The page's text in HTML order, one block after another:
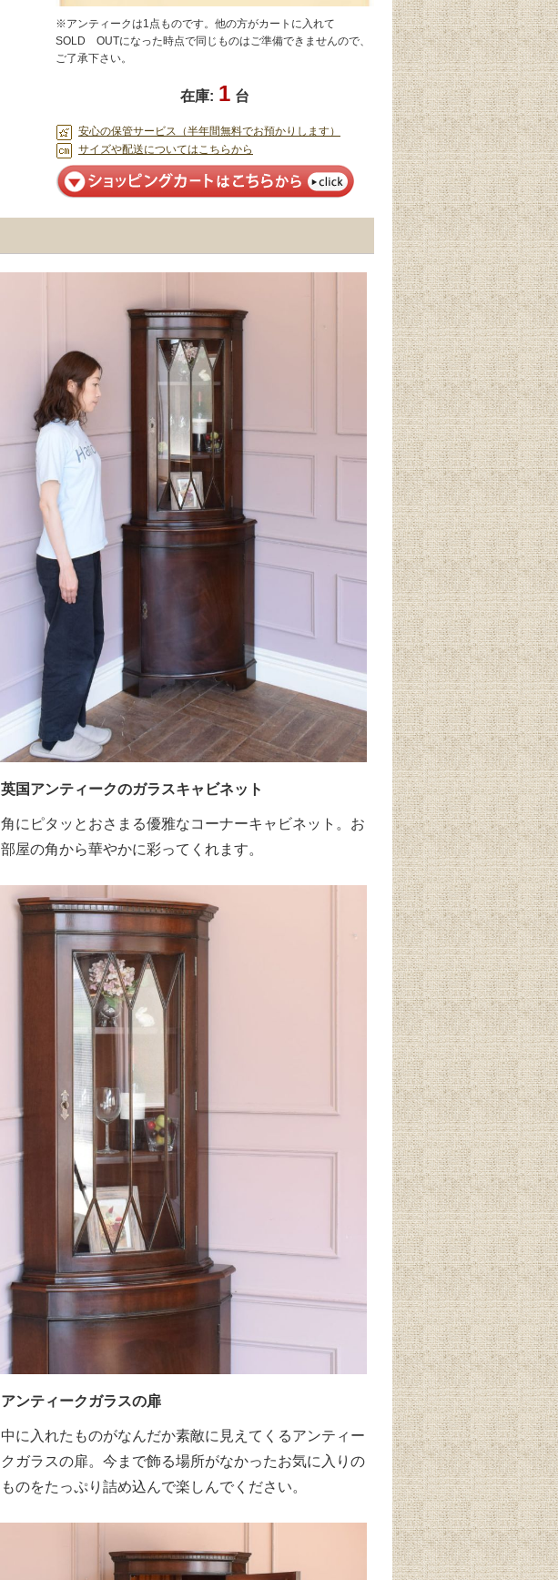
※アンティークは1点ものです。他の方がカートに入れて
SOLD OUTになった時点で同じものはご準備できませんので、
ご了承下さい。
在庫: 1 台
安心の保管サービス（半年間無料でお預かりします）
サイズや配送についてはこちらから
英国アンティークのガラスキャビネット
角にピタッとおさまる優雅なコーナーキャビネット。お
部屋の角から華やかに彩ってくれます。
アンティークガラスの扉
中に入れたものがなんだか素敵に見えてくるアンティー
クガラスの扉。今まで飾る場所がなかったお気に入りの
ものをたっぷり詰め込んで楽しんでください。